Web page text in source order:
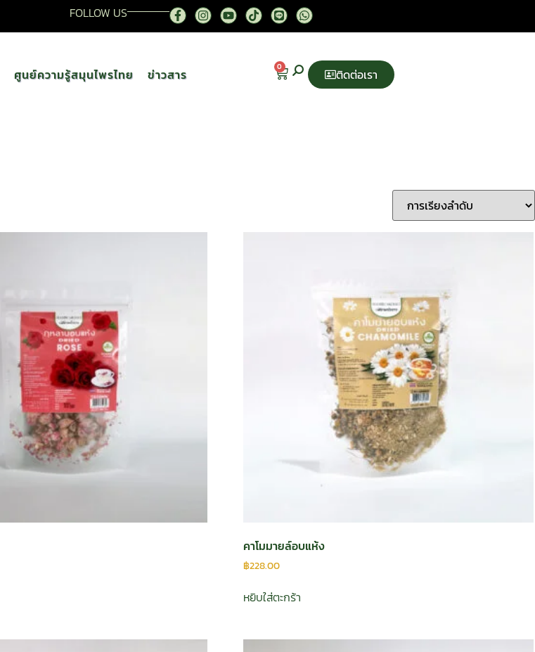
FOLLOW US
ศูนย์ความรู้สมุนไพรไทย ข่าวสาร 0 ติดต่อเรา
คาโมมายล์อบแห้ง
฿228.00
หยิบใส่ตะกร้า